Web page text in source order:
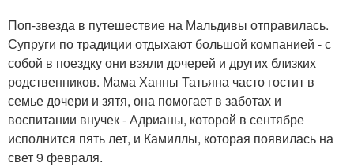
Поп-звезда в путешествие на Мальдивы отправилась.
Супруги по традиции отдыхают большой компанией - с
собой в поездку они взяли дочерей и других близких
родственников. Мама Ханны Татьяна часто гостит в
семье дочери и зятя, она помогает в заботах и
воспитании внучек - Адрианы, которой в сентябре
исполнится пять лет, и Камиллы, которая появилась на
свет 9 февраля.